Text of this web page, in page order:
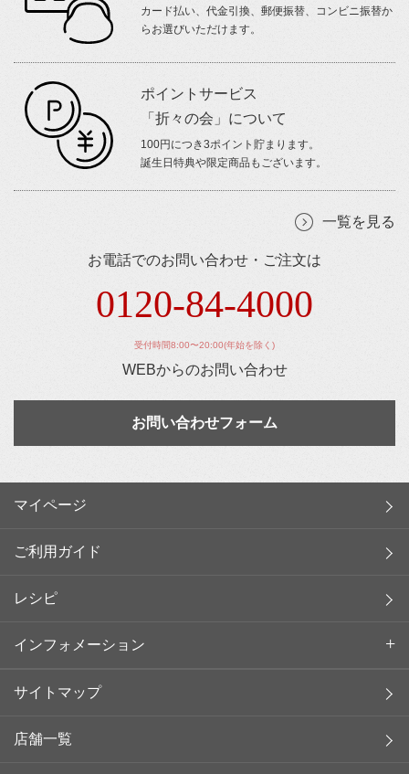
カード払い、代金引換、郵便振替、コンビニ振替か
らお選びいただけます。
ポイントサービス
「折々の会」について
100円につき3ポイント貯まります。
誕生日特典や限定商品もございます。
一覧を見る
お電話でのお問い合わせ・ご注文は
0120-84-4000
受付時間8:00〜20:00(年始を除く)
WEBからのお問い合わせ
お問い合わせフォーム
マイページ
ご利用ガイド
レシピ
インフォメーション
サイトマップ
店舗一覧